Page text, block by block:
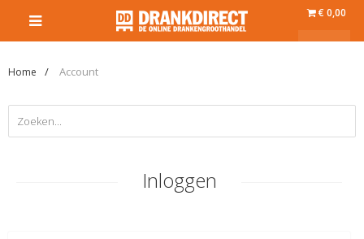
€ 0,00
Home Account
Inloggen